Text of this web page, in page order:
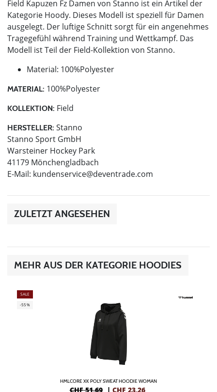
Field Kapuzen Fz Damen von Stanno ist ein Artikel der
Kategorie Hoody. Dieses Modell ist speziell für Damen
ausgelegt. Der luftige Schnitt sorgt für ein angenehmes
Tragegefühl während Training und Wettkampf. Das
Modell ist Teil der Field-Kollektion von Stanno.
Material: 100%Polyester
MATERIAL: 100%Polyester
KOLLEKTION: Field
HERSTELLER: Stanno
Stanno Sport GmbH
Warsteiner Hockey Park
41179 Mönchengladbach
E-Mail: kundenservice@deventrade.com
ZULETZT ANGESEHEN
MEHR AUS DER KATEGORIE HOODIES
SALE
-55%
HMLCORE XK POLY SWEAT HOODIE WOMAN
CHF 51,69 | CHF 23,26